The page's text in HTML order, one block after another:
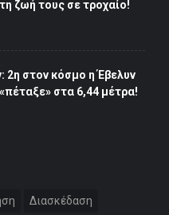
ζωή τους σε τροχαίο!
2η στον κόσμο η Έβελυν
στα 6,44 μέτρα!
Διασκέδαση